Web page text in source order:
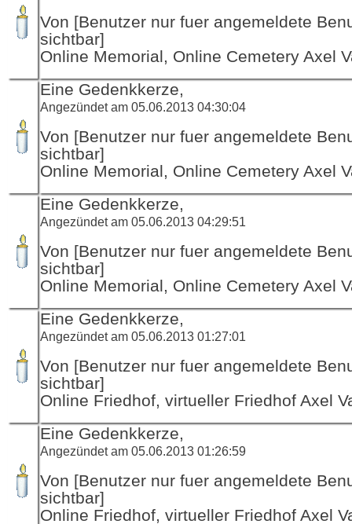
Von [Benutzer nur fuer angemeldete
sichtbar]
Online Memorial, Online Cemetery Axel
Eine Gedenkkerze,
Angezündet am 05.06.2013 04:30:04
Von [Benutzer nur fuer angemeldete
sichtbar]
Online Memorial, Online Cemetery Axel
Eine Gedenkkerze,
Angezündet am 05.06.2013 04:29:51
Von [Benutzer nur fuer angemeldete
sichtbar]
Online Memorial, Online Cemetery Axel
Eine Gedenkkerze,
Angezündet am 05.06.2013 01:27:01
Von [Benutzer nur fuer angemeldete
sichtbar]
Online Friedhof, virtueller Friedhof Axel
Eine Gedenkkerze,
Angezündet am 05.06.2013 01:26:59
Von [Benutzer nur fuer angemeldete
sichtbar]
Online Friedhof, virtueller Friedhof Axel